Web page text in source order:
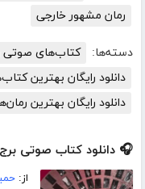
رمان مشهور خارجی
دسته‌ها:
کتاب‌های صوتی
دانلود رایگان بهترین
دانلود رایگان بهترین
🎧 دانلود کتاب صوتی
از: